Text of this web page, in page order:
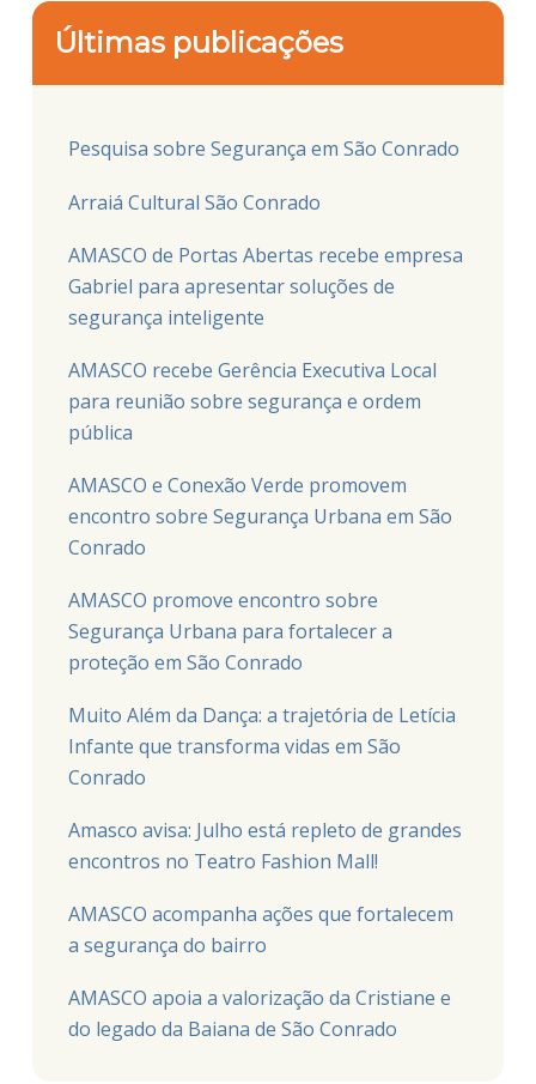
Últimas publicações
Pesquisa sobre Segurança em São Conrado
Arraiá Cultural São Conrado
AMASCO de Portas Abertas recebe empresa
Gabriel para apresentar soluções de
segurança inteligente
AMASCO recebe Gerência Executiva Local
para reunião sobre segurança e ordem
pública
AMASCO e Conexão Verde promovem
encontro sobre Segurança Urbana em São
Conrado
AMASCO promove encontro sobre
Segurança Urbana para fortalecer a
proteção em São Conrado
Muito Além da Dança: a trajetória de Letícia
Infante que transforma vidas em São
Conrado
Amasco avisa: Julho está repleto de grandes
encontros no Teatro Fashion Mall!
AMASCO acompanha ações que fortalecem
a segurança do bairro
AMASCO apoia a valorização da Cristiane e
do legado da Baiana de São Conrado